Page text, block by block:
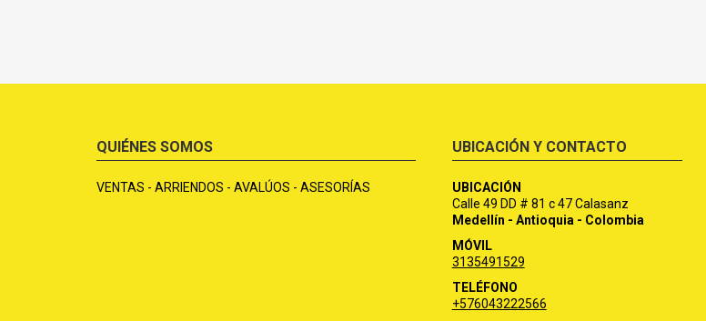
QUIÉNES SOMOS
VENTAS - ARRIENDOS - AVALÚOS - ASESORÍAS
UBICACIÓN Y CONTACTO
UBICACIÓN
Calle 49 DD # 81 c 47 Calasanz
Medellín - Antioquia - Colombia
MÓVIL
3135491529
TELÉFONO
+576043222566